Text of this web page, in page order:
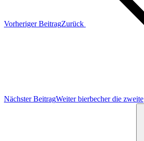
Vorheriger BeitragZurück
Nächster BeitragWeiter bierbecher die zweite